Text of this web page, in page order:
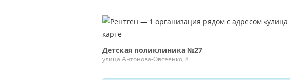
Детская поликлиника №27
улица Антонова-Овсеенко, 8